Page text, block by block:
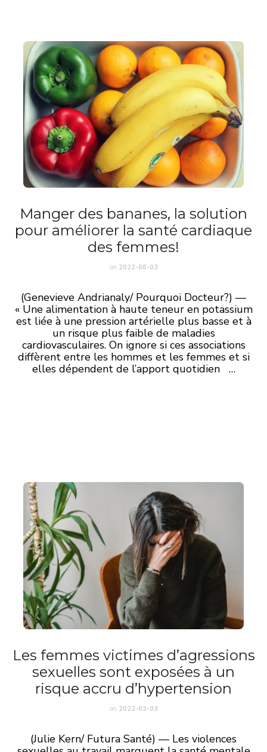
Manger des bananes, la solution
pour améliorer la santé cardiaque
des femmes!
on 2022-08-03
(Genevieve Andrianaly/ Pourquoi Docteur?) —
« Une alimentation à haute teneur en potassium
est liée à une pression artérielle plus basse et à
un risque plus faible de maladies
cardiovasculaires. On ignore si ces associations
diffèrent entre les hommes et les femmes et si
elles dépendent de l’apport quotidien …
Les femmes victimes d’agressions
sexuelles sont exposées à un
risque accru d’hypertension
on 2022-03-03
(Julie Kern/ Futura Santé) — Les violences